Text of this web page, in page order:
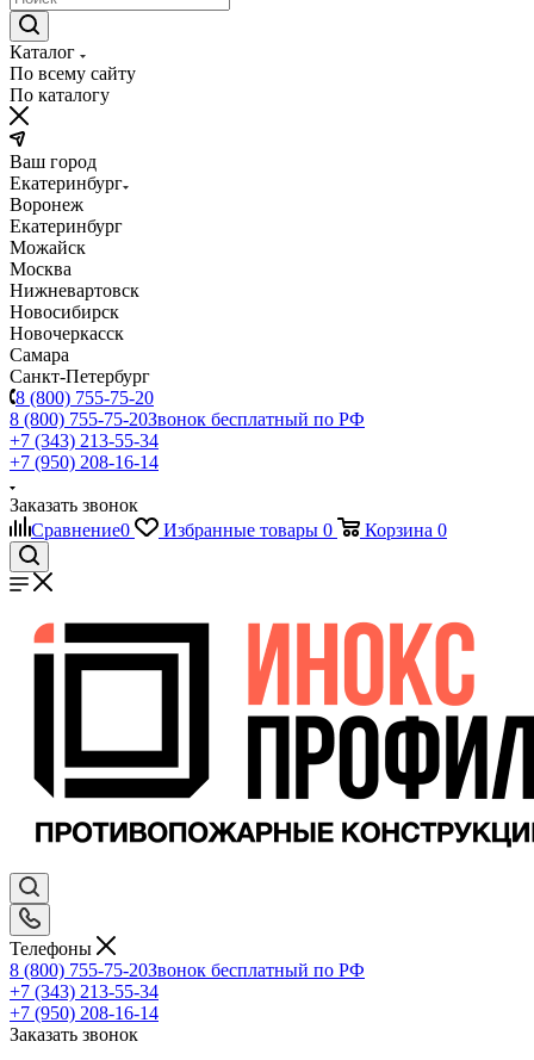
Каталог
По всему сайту
По каталогу
Ваш город
Екатеринбург
Воронеж
Екатеринбург
Можайск
Москва
Нижневартовск
Новосибирск
Новочеркасск
Самара
Санкт-Петербург
8 (800) 755-75-20
8 (800) 755-75-20Звонок бесплатный по РФ
+7 (343) 213-55-34
+7 (950) 208-16-14
Заказать звонок
Сравнение0 Избранные товары 0 Корзина 0
Телефоны
8 (800) 755-75-20Звонок бесплатный по РФ
+7 (343) 213-55-34
+7 (950) 208-16-14
Заказать звонок